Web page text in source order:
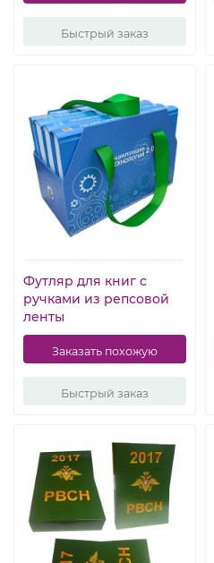
Быстрый заказ
Футляр для книг с
ручками из репсовой
ленты
Заказать похожую
Быстрый заказ